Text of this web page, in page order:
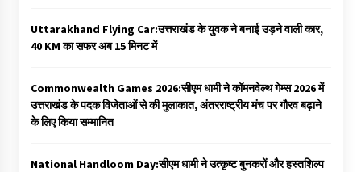
Uttarakhand Flying Car:उत्तराखंड के युवक ने बनाई उड़ने वाली कार,
40 KM का सफर अब 15 मिनट में
Commonwealth Games 2026:सीएम धामी ने कॉमनवेल्थ गेम्स 2026 में
उत्तराखंड के पदक विजेताओं से की मुलाकात, अंतरराष्ट्रीय मंच पर गौरव बढ़ाने
के लिए किया सम्मानित
National Handloom Day:सीएम धामी ने उत्कृष्ट बुनकरों और हस्तशिल्प